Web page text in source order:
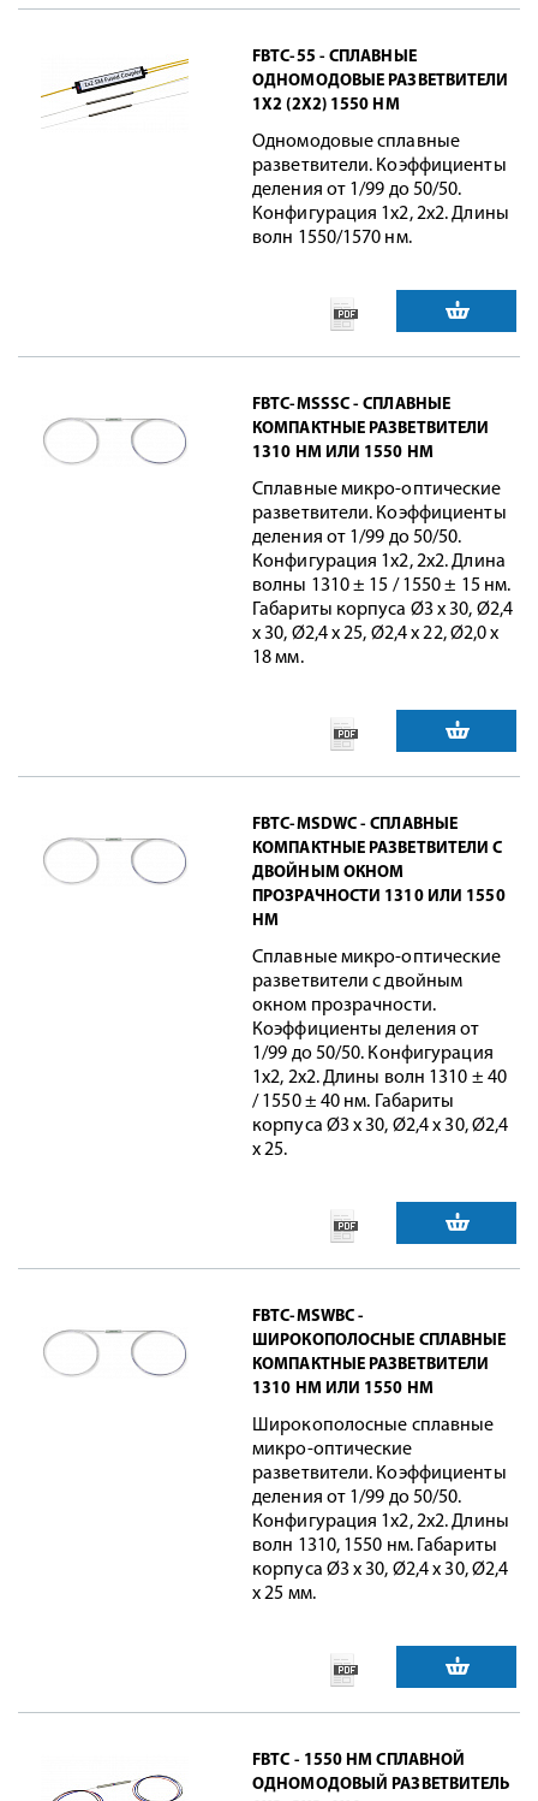
FBTC-55 - СПЛАВНЫЕ
ОДНОМОДОВЫЕ РАЗВЕТВИТЕЛИ
1X2 (2X2) 1550 НМ
Одномодовые сплавные
разветвители. Коэффициенты
деления от 1/99 до 50/50.
Конфигурация 1x2, 2x2. Длины
волн 1550/1570 нм.
FBTC-MSSSC - СПЛАВНЫЕ
КОМПАКТНЫЕ РАЗВЕТВИТЕЛИ
1310 НМ ИЛИ 1550 НМ
Сплавные микро-оптические
разветвители. Коэффициенты
деления от 1/99 до 50/50.
Конфигурация 1x2, 2x2. Длина
волны 1310 ± 15 / 1550 ± 15 нм.
Габариты корпуса Ø3 х 30, Ø2,4
х 30, Ø2,4 х 25, Ø2,4 х 22, Ø2,0 х
18 мм.
FBTC-MSDWC - СПЛАВНЫЕ
КОМПАКТНЫЕ РАЗВЕТВИТЕЛИ С
ДВОЙНЫМ ОКНОМ
ПРОЗРАЧНОСТИ 1310 ИЛИ 1550
НМ
Сплавные микро-оптические
разветвители с двойным
окном прозрачности.
Коэффициенты деления от
1/99 до 50/50. Конфигурация
1x2, 2x2. Длины волн 1310 ± 40
/ 1550 ± 40 нм. Габариты
корпуса Ø3 х 30, Ø2,4 х 30, Ø2,4
х 25.
FBTC-MSWBC -
ШИРОКОПОЛОСНЫЕ СПЛАВНЫЕ
КОМПАКТНЫЕ РАЗВЕТВИТЕЛИ
1310 НМ ИЛИ 1550 НМ
Широкополосные сплавные
микро-оптические
разветвители. Коэффициенты
деления от 1/99 до 50/50.
Конфигурация 1x2, 2x2. Длины
волн 1310, 1550 нм. Габариты
корпуса Ø3 х 30, Ø2,4 х 30, Ø2,4
х 25 мм.
FBTC - 1550 НМ СПЛАВНОЙ
ОДНОМОДОВЫЙ РАЗВЕТВИТЕЛЬ